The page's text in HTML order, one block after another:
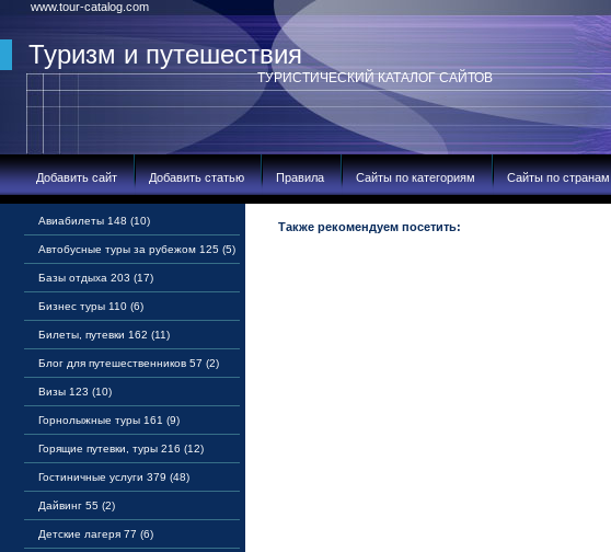
www.tour-catalog.com
Туризм и путешествия
ТУРИСТИЧЕСКИЙ КАТАЛОГ САЙТОВ
Добавить сайт Добавить статью Правила Сайты по категориям Сайты по странам
Авиабилеты 148 (10)
Автобусные туры за рубежом 125 (5)
Базы отдыха 203 (17)
Бизнес туры 110 (6)
Билеты, путевки 162 (11)
Блог для путешественников 57 (2)
Визы 123 (10)
Горнолыжные туры 161 (9)
Горящие путевки, туры 216 (12)
Гостиничные услуги 379 (48)
Дайвинг 55 (2)
Детские лагеря 77 (6)
Также рекомендуем посетить: